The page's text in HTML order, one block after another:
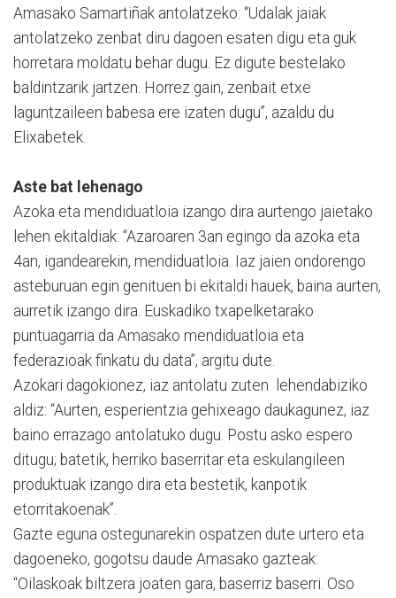
Amasako Samartiñak antolatzeko: “Udalak jaiak
antolatzeko zenbat diru dagoen esaten digu eta guk
horretara moldatu behar dugu. Ez digute bestelako
baldintzarik jartzen. Horrez gain, zenbait etxe
laguntzaileen babesa ere izaten dugu”, azaldu du
Elixabetek.
Aste bat lehenago
Azoka eta mendiduatloia izango dira aurtengo jaietako
lehen ekitaldiak: “Azaroaren 3an egingo da azoka eta
4an, igandearekin, mendiduatloia. Iaz jaien ondorengo
asteburuan egin genituen bi ekitaldi hauek, baina aurten,
aurretik izango dira. Euskadiko txapelketarako
puntuagarria da Amasako mendiduatloia eta
federazioak finkatu du data”, argitu dute.
Azokari dagokionez, iaz antolatu zuten lehendabiziko
aldiz: “Aurten, esperientzia gehixeago daukagunez, iaz
baino errazago antolatuko dugu. Postu asko espero
ditugu; batetik, herriko baserritar eta eskulangileen
produktuak izango dira eta bestetik, kanpotik
etorritakoenak”.
Gazte eguna ostegunarekin ospatzen dute urtero eta
dagoeneko, gogotsu daude Amasako gazteak:
“Oilaskoak biltzera joaten gara, baserriz baserri. Oso